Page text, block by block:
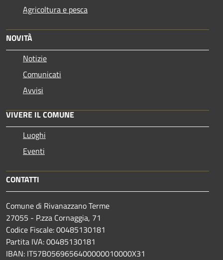
Agricoltura e pesca
NOVITÀ
Notizie
Comunicati
Avvisi
VIVERE IL COMUNE
Luoghi
Eventi
CONTATTI
Comune di Rivanazzano Terme
27055 - P.zza Cornaggia, 71
Codice Fiscale: 00485130181
Partita IVA: 00485130181
IBAN: IT57B0569656400000010000X31